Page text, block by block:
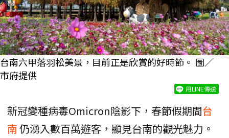
台南六甲落羽松美景，目前正是欣賞的好時節。 圖／
市府提供
用LINE傳送
新冠變種病毒Omicron陰影下，春節假期間台
南仍湧入數百萬遊客，顯見台南的觀光魅力。